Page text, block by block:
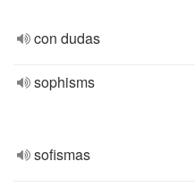
con dudas
sophisms
sofismas